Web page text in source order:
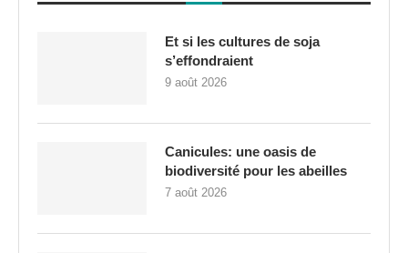
Et si les cultures de soja
s’effondraient
9 août 2026
Canicules: une oasis de
biodiversité pour les abeilles
7 août 2026